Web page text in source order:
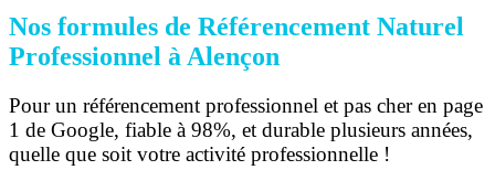
Nos formules de Référencement Naturel
Professionnel à Alençon
Pour un référencement professionnel et pas cher en page
1 de Google, fiable à 98%, et durable plusieurs années,
quelle que soit votre activité professionnelle !